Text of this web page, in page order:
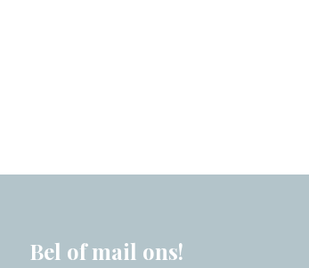
Bel of mail ons!